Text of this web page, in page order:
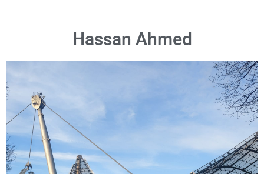
E-Mail-Adresse
Hassan Ahmed